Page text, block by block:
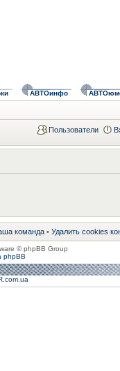
АВТОинфо
Пользователи
команда • Удалить cookies
© phpBB Group
phpBB